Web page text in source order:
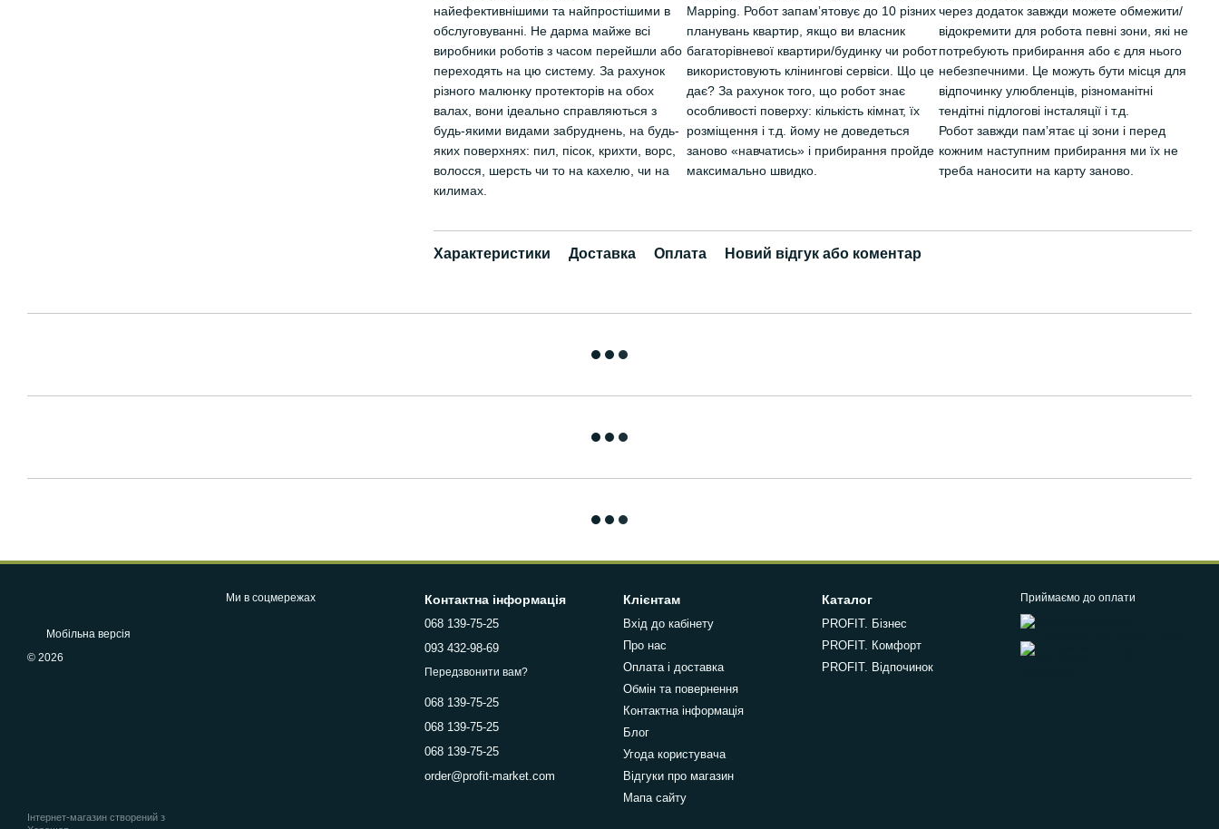
найефективнішими та найпростішими в
обслуговуванні. Не дарма майже всі
виробники роботів з часом перейшли або
переходять на цю систему. За рахунок
різного малюнку протекторів на обох
валах, вони ідеально справляються з
будь-якими видами забруднень, на будь-
яких поверхнях: пил, пісок, крихти, ворс,
волосся, шерсть чи то на кахелю, чи на
килимах.
Mapping. Робот запамʼятовує до 10 різних
планувань квартир, якщо ви власник
багаторівневої квартири/будинку чи робот
використовують клінингові сервіси. Що це
дає? За рахунок того, що робот знає
особливості поверху: кількість кімнат, їх
розміщення і т.д. йому не доведеться
заново «навчатись» і прибирання пройде
максимально швидко.
через додаток завжди можете обмежити/
відокремити для робота певні зони, які не
потребують прибирання або є для нього
небезпечними. Це можуть бути місця для
відпочинку улюбленців, різноманітні
тендітні підлогові інсталяції і т.д.
Робот завжди памʼятає ці зони і перед
кожним наступним прибирання ми їх не
треба наносити на карту заново.
Характеристики Доставка Оплата Новий відгук або коментар
Мобільна версія
© 2026
Інтернет-магазин створений з
Ми в соцмережах Контактна інформація
068 139-75-25
093 432-98-69
Передзвонити вам?
068 139-75-25
068 139-75-25
068 139-75-25
order@profit-market.com
Клієнтам
Вхід до кабінету
Про нас
Оплата і доставка
Обмін та повернення
Контактна інформація
Блог
Угода користувача
Відгуки про магазин
Мапа сайту
Каталог
PROFIT. Бізнес
PROFIT. Комфорт
PROFIT. Відпочинок
Приймаємо до оплати